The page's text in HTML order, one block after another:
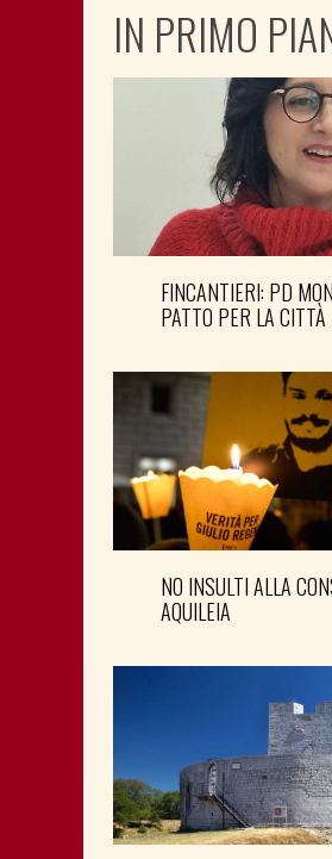
IN PRIMO
FINCANTIERI: PD
PATTO PER LA CITTÀ
NO INSULTI ALLA
AQUILEIA